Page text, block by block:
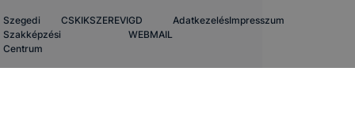
Szegedi
Szakképzési
Centrum
CSKIKSZEREVIGD
WEBMAIL
AdatkezelésImpresszum